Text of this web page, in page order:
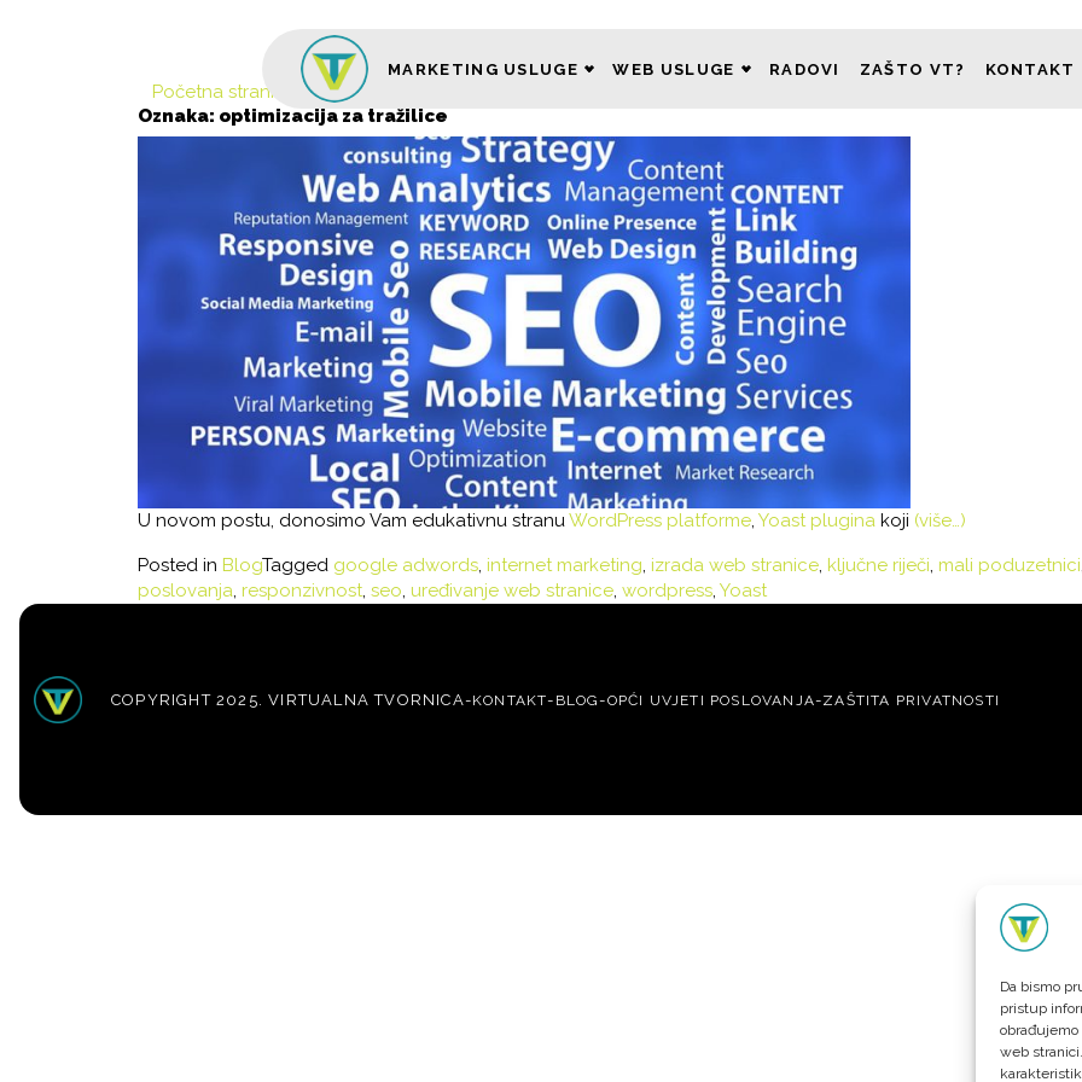
Da bismo
pristup
obrađujemo
web
Skip to content
Glavni izbornik
MARKETING USLUGE WEB USLUGE RADOVI ZAŠTO VT? KONTAKT
Početna stranica »optimizacija za tražilice
Oznaka: optimizacija za tražilice
U novom postu, donosimo Vam edukativnu stranu WordPress platforme Yoast plugina koji (više…)
Posted in BlogTagged google adwords internet marketing izrada web stranice ključne riječi mali poduzetnici
poslovanja responzivnost seo uređivanje web stranice wordpress Yoast
COPYRIGHT 2025. VIRTUALNA TVORNICA-KONTAKT- BLOG-OPĆI UVJETI POSLOVANJA-ZAŠTITA PRIVATNOSTI